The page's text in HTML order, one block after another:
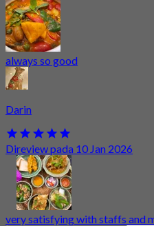
always so good
Darin
Direview pada 10 Jan 2026
very satisfying with staffs and